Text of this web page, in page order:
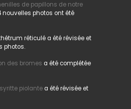
de papillons de notre
nouvelles photos ont été
réticulé a été révisée et
photos.
des bromes a été complétée
piolantea été révisée et